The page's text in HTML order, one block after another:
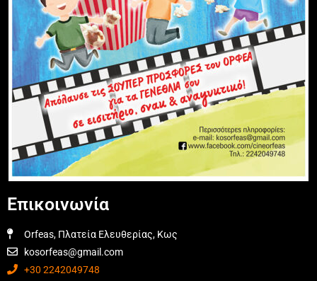
Επικοινωνία
Orfeas, Πλατεία Ελευθερίας, Κως
kosorfeas@gmail.com
+30 2242049748